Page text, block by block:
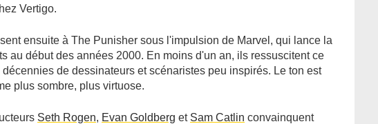
Vertigo.
ensuite à The Punisher sous l'impulsion de Marvel, qui lance la
au début des années 2000. En moins d'un an, ils ressuscitent ce
de dessinateurs et scénaristes peu inspirés. Le ton est
plus sombre, plus virtuose.
Seth Rogen, Evan Goldberg et Sam Catlin convainquent